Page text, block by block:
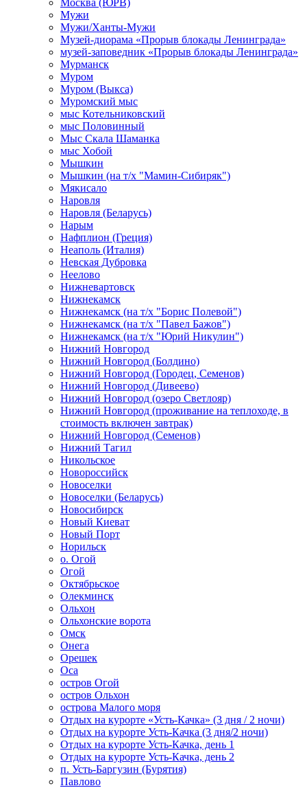
Москва (ЮРВ)
Мужи
Мужи/Ханты-Мужи
Музей-диорама «Прорыв блокады Ленинграда»
музей-заповедник «Прорыв блокады Ленинграда»
Мурманск
Муром
Муром (Выкса)
Муромский мыс
мыс Котельниковский
мыс Половинный
Мыс Скала Шаманка
мыс Хобой
Мышкин
Мышкин (на т/х "Мамин-Сибиряк")
Мякисало
Наровля
Наровля (Беларусь)
Нарым
Нафплион (Греция)
Неаполь (Италия)
Невская Дубровка
Неелово
Нижневартовск
Нижнекамск
Нижнекамск (на т/х "Борис Полевой")
Нижнекамск (на т/х "Павел Бажов")
Нижнекамск (на т/х "Юрий Никулин")
Нижний Новгород
Нижний Новгород (Болдино)
Нижний Новгород (Городец, Семенов)
Нижний Новгород (Дивеево)
Нижний Новгород (озеро Светлояр)
Нижний Новгород (проживание на теплоходе, в
стоимость включен завтрак)
Нижний Новгород (Семенов)
Нижний Тагил
Никольское
Новороссийск
Новоселки
Новоселки (Беларусь)
Новосибирск
Новый Киеват
Новый Порт
Норильск
о. Огой
Огой
Октябрьское
Олекминск
Ольхон
Ольхонские ворота
Омск
Онега
Орешек
Оса
остров Огой
остров Ольхон
острова Малого моря
Отдых на курорте «Усть-Качка» (3 дня / 2 ночи)
Отдых на курорте Усть-Качка (3 дня/2 ночи)
Отдых на курорте Усть-Качка, день 1
Отдых на курорте Усть-Качка, день 2
п. Усть-Баргузин (Бурятия)
Павлово